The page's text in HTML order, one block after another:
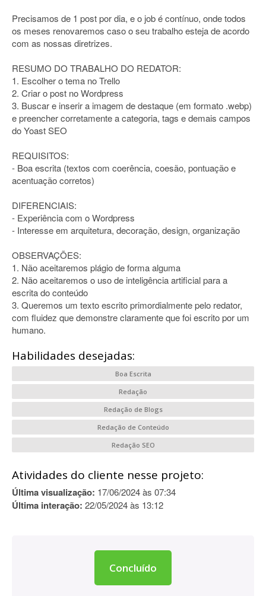
Precisamos de 1 post por dia, e o job é contínuo, onde todos
os meses renovaremos caso o seu trabalho esteja de acordo
com as nossas diretrizes.
RESUMO DO TRABALHO DO REDATOR:
1. Escolher o tema no Trello
2. Criar o post no Wordpress
3. Buscar e inserir a imagem de destaque (em formato .webp)
e preencher corretamente a categoria, tags e demais campos
do Yoast SEO
REQUISITOS:
- Boa escrita (textos com coerência, coesão, pontuação e
acentuação corretos)
DIFERENCIAIS:
- Experiência com o Wordpress
- Interesse em arquitetura, decoração, design, organização
OBSERVAÇÕES:
1. Não aceitaremos plágio de forma alguma
2. Não aceitaremos o uso de inteligência artificial para a
escrita do conteúdo
3. Queremos um texto escrito primordialmente pelo redator,
com fluidez que demonstre claramente que foi escrito por um
humano.
Habilidades desejadas:
Boa Escrita
Redação
Redação de Blogs
Redação de Conteúdo
Redação SEO
Atividades do cliente nesse projeto:
Última visualização: 17/06/2024 às 07:34
Última interação: 22/05/2024 às 13:12
Concluído